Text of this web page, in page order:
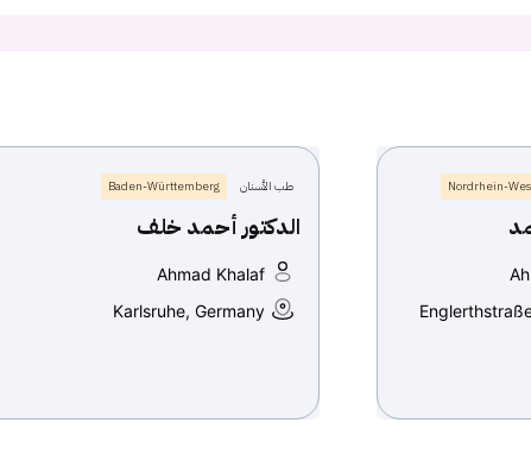
Nordrhein- طب الأسنان Baden-Württemberg
الدكتور أحمد خلف
Ahmad Khalaf
Karlsruhe, Germany